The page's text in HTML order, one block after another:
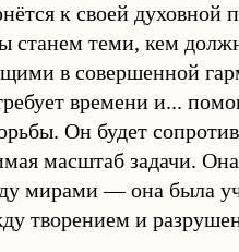
к своей
станем теми, кем
в совершенной
времени и...
Он будет
масштаб задачи.
мирами — она была
творением и